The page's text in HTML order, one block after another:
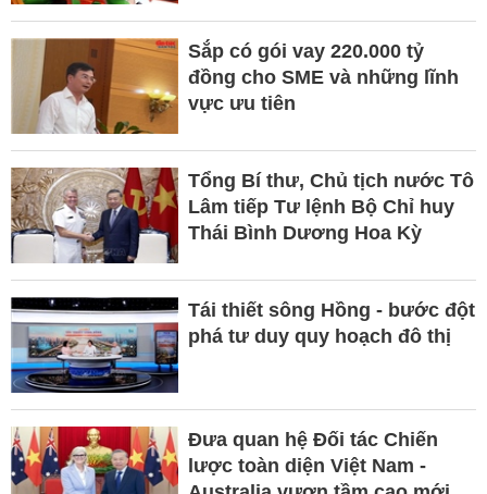
Sắp có gói vay 220.000 tỷ
đồng cho SME và những lĩnh
vực ưu tiên
Tổng Bí thư, Chủ tịch nước Tô
Lâm tiếp Tư lệnh Bộ Chỉ huy
Thái Bình Dương Hoa Kỳ
Tái thiết sông Hồng - bước đột
phá tư duy quy hoạch đô thị
Đưa quan hệ Đối tác Chiến
lược toàn diện Việt Nam -